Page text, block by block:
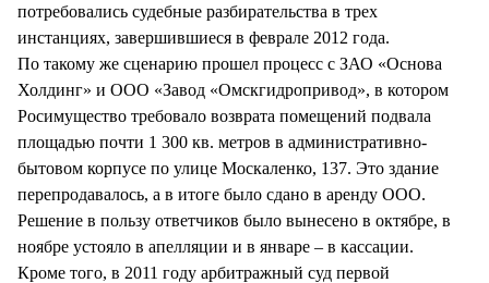
потребовались судебные разбирательства в трех
инстанциях, завершившиеся в феврале 2012 года.
По такому же сценарию прошел процесс с ЗАО «Основа
Холдинг» и ООО «Завод «Омскгидропривод», в котором
Росимущество требовало возврата помещений подвала
площадью почти 1 300 кв. метров в административно-
бытовом корпусе по улице Москаленко, 137. Это здание
перепродавалось, а в итоге было сдано в аренду ООО.
Решение в пользу ответчиков было вынесено в октябре, в
ноябре устояло в апелляции и в январе – в кассации.
Кроме того, в 2011 году арбитражный суд первой